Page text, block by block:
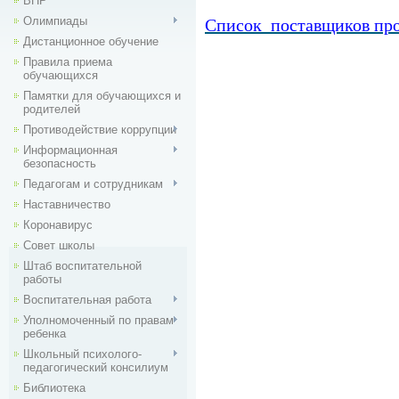
Олимпиады
Дистанционное обучение
Правила приема
обучающихся
Памятки для обучающихся и
родителей
Противодействие коррупции
Информационная
безопасность
Педагогам и сотрудникам
Наставничество
Коронавирус
Совет школы
Штаб воспитательной
работы
Воспитательная работа
Уполномоченный по правам
ребенка
Школьный психолого-
педагогический консилиум
Библиотека
Список поставщиков